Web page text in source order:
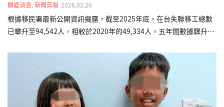
關愛消息, 新聞剪報 2026.02.26
根據移民署最新公開資訊揭露，截至2025年底，在台失聯移工總數
已攀升至94,542人，相較於2020年的49,334人，五年間數據驟升近
境。為此，台灣關愛基金會（關愛之家）發起「不分國籍兒童全日
型照顧計畫」，並邀請五度出任公益大使的藝人 Kimberley 陳芳語
現身說法，呼籲社會大眾關注這群在社會縫隙中掙扎的小生命，確
保他們能獲得基本的生存權利。在台灣關愛基金會受助的孩子中，